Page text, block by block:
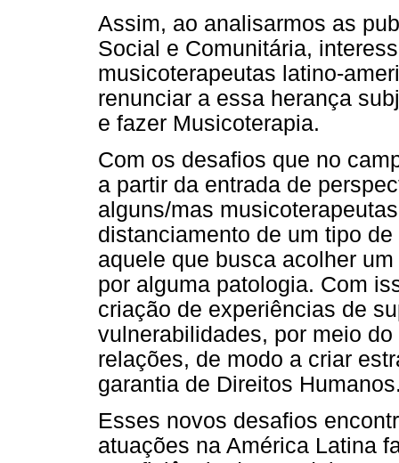
Assim, ao analisarmos as
Social e Comunitária,
musicoterapeutas latino-
renunciar a essa herança
e fazer Musicoterapia.
Com os desafios que no
a partir da entrada de
alguns/mas
distanciamento de um tipo
aquele que busca acolher
por alguma patologia. Com
criação de experiências de
vulnerabilidades, por meio
relações, de modo a criar
garantia de Direitos
Esses novos desafios
atuações na América Latina